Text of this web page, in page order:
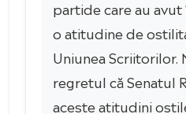
partide care au
o atitudine de
Uniunea Scriitorilor.
regretul că Senatul
aceste atitudini